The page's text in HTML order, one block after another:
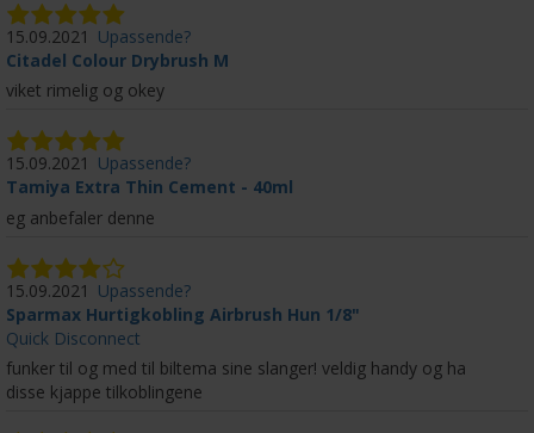
15.09.2021 Upassende?
Citadel Colour Drybrush M
viket rimelig og okey
15.09.2021 Upassende?
Tamiya Extra Thin Cement - 40ml
eg anbefaler denne
15.09.2021 Upassende?
Sparmax Hurtigkobling Airbrush Hun 1/8"
Quick Disconnect
funker til og med til biltema sine slanger! veldig handy og ha
disse kjappe tilkoblingene